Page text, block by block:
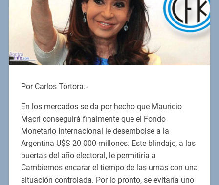
Por Carlos Tórtora.-
En los mercados se da por hecho que Mauricio
Macri conseguirá finalmente que el Fondo
Monetario Internacional le desembolse a la
Argentina U$S 20 000 millones. Este blindaje, a las
puertas del año electoral, le permitiría a
Cambiemos encarar el tiempo de las urnas con una
situación controlada. Por lo pronto, se evitaría uno